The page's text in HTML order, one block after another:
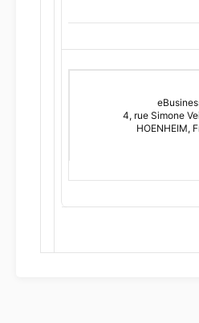
4, rue Simone
HOENHEIM,